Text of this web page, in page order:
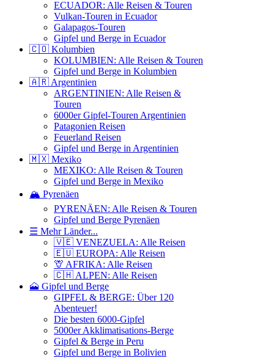
ECUADOR: Alle Reisen & Touren
Vulkan-Touren in Ecuador
Galapagos-Touren
Gipfel und Berge in Ecuador
🇨🇴 Kolumbien
KOLUMBIEN: Alle Reisen & Touren
Gipfel und Berge in Kolumbien
🇦🇷 Argentinien
ARGENTINIEN: Alle Reisen &
Touren
6000er Gipfel-Touren Argentinien
Patagonien Reisen
Feuerland Reisen
Gipfel und Berge in Argentinien
🇲🇽 Mexiko
MEXIKO: Alle Reisen & Touren
Gipfel und Berge in Mexiko
🏔️ Pyrenäen
PYRENÄEN: Alle Reisen & Touren
Gipfel und Berge Pyrenäen
☰ Mehr Länder...
🇻🇪 VENEZUELA: Alle Reisen
🇪🇺 EUROPA: Alle Reisen
🦒 AFRIKA: Alle Reisen
🇨🇭 ALPEN: Alle Reisen
🗻 Gipfel und Berge
GIPFEL & BERGE: Über 120
Abenteuer!
Die besten 6000-Gipfel
5000er Akklimatisations-Berge
Gipfel & Berge in Peru
Gipfel und Berge in Bolivien